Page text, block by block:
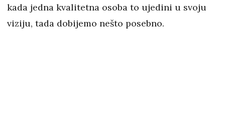
kada jedna kvalitetna osoba to ujedini u svoju
viziju, tada dobijemo nešto posebno.